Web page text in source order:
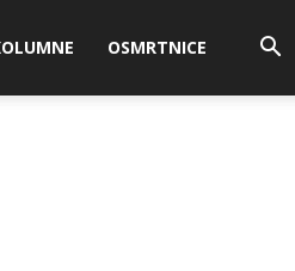
OSMRTNICE